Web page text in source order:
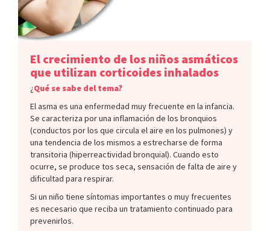
El crecimiento de los niños asmáticos
que utilizan corticoides inhalados
¿Qué se sabe del tema?
El asma es una enfermedad muy frecuente en la infancia.
Se caracteriza por una inflamación de los bronquios
(conductos por los que circula el aire en los pulmones) y
una tendencia de los mismos a estrecharse de forma
transitoria (hiperreactividad bronquial). Cuando esto
ocurre, se produce tos seca, sensación de falta de aire y
dificultad para respirar.
Si un niño tiene síntomas importantes o muy frecuentes
es necesario que reciba un tratamiento continuado para
prevenirlos.